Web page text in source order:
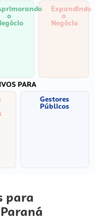
o
Expandindo
o
Negócio
PARA
Gestores
Públicos
para